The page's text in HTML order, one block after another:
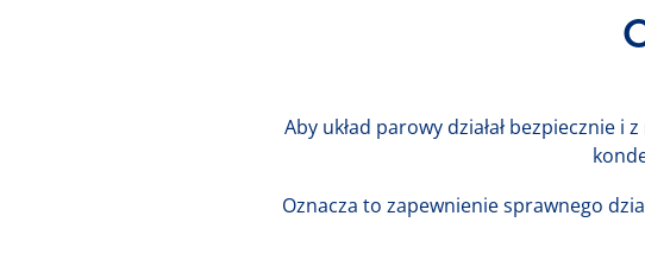
Aby układ parowy działał bezpiecznie
Oznacza to zapewnienie sprawnego